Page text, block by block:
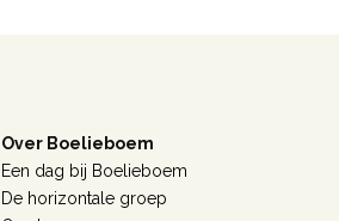
Over Boelieboem
Een dag bij Boelieboem
De horizontale groep